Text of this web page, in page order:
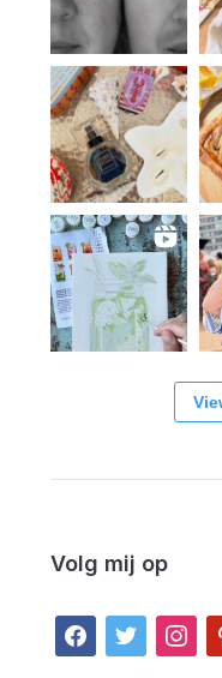
Volg mij op
facebook
twitter